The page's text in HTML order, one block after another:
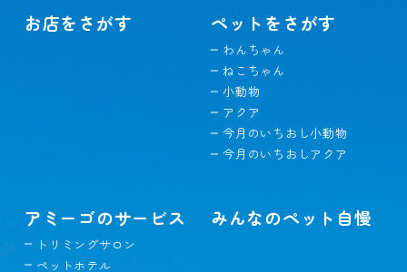
お店をさがす ペットをさがす
わんちゃん
ねこちゃん
小動物
アクア
今月のいちおし小動物
今月のいちおしアクア
アミーゴのサービス
トリミングサロン
ペットホテル
みんなのペット自慢